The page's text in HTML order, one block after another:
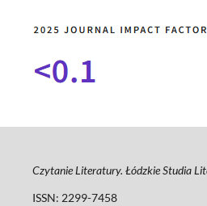
Czytanie Literatury. Łódzkie Studia
ISSN: 2299-7458